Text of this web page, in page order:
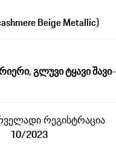
Beige Metallic)
გლუვი ტყავი შავი-
რეგისტრაცია
10/2023